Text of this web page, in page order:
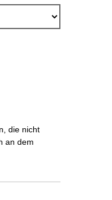
die nicht
an dem